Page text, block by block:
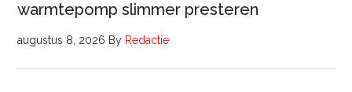
warmtepomp slimmer presteren
augustus 8, 2026 By Redactie